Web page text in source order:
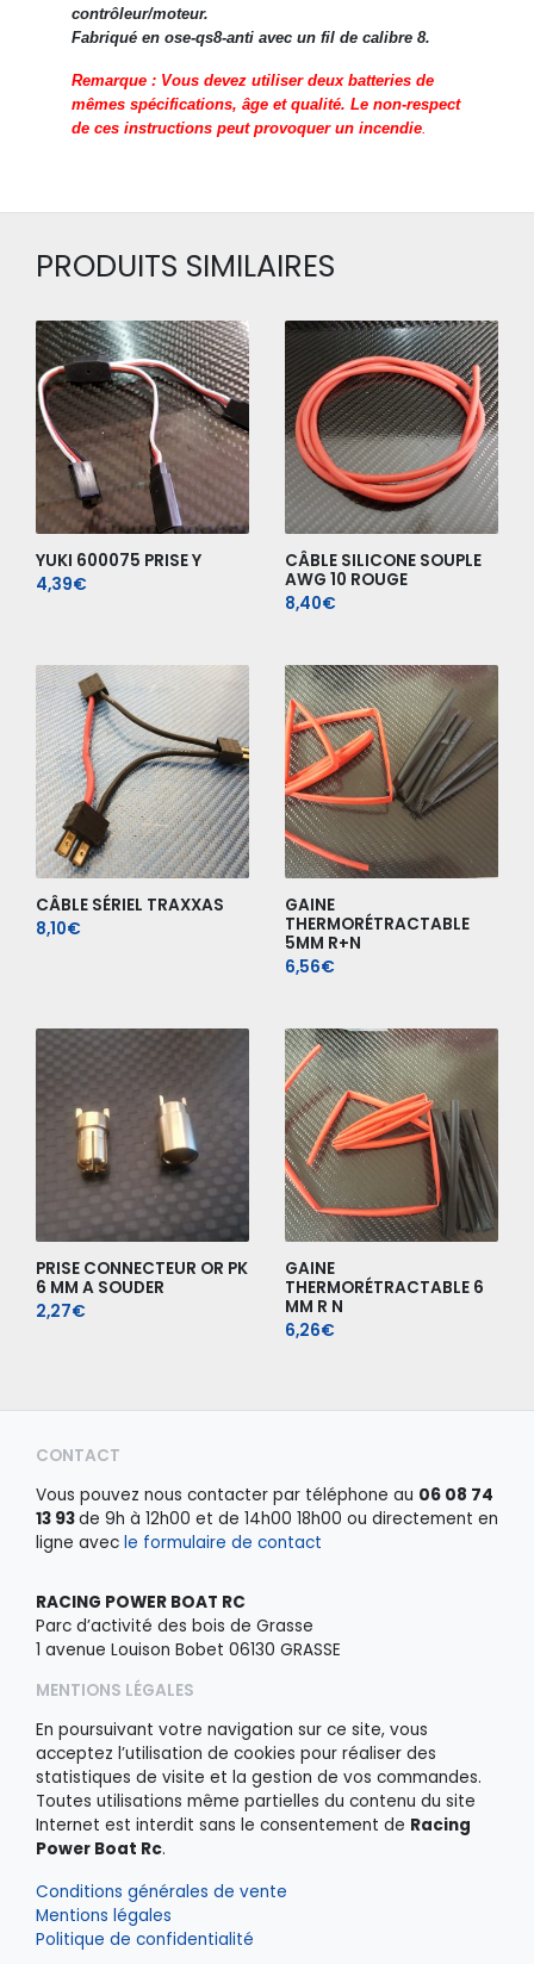
contrôleur/moteur.
Fabriqué en ose-qs8-anti avec un fil de calibre 8.
Remarque : Vous devez utiliser deux batteries de
mêmes spécifications, âge et qualité. Le non-respect
de ces instructions peut provoquer un incendie
PRODUITS SIMILAIRES
YUKI 600075 PRISE Y
4,39€
CÂBLE SILICONE SOUPLE
AWG 10 ROUGE
8,40€
CÂBLE SÉRIEL TRAXXAS
8,10€
GAINE
THERMORÉTRACTABLE
5MM R+N
6,56€
PRISE CONNECTEUR OR PK
6 MM A SOUDER
2,27€
GAINE
THERMORÉTRACTABLE 6
MM R N
6,26€
CONTACT
Vous pouvez nous contacter par téléphone au 06 08 74
13 93de 9h à 12h00 et de 14h00 18h00 ou directement en
ligne avec le formulaire de contact
RACING POWER BOAT RC
Parc d’activité des bois de Grasse
1 avenue Louison Bobet 06130 GRASSE
MENTIONS LÉGALES
En poursuivant votre navigation sur ce site, vous
acceptez l’utilisation de cookies pour réaliser des
statistiques de visite et la gestion de vos commandes.
Toutes utilisations même partielles du contenu du site
Internet est interdit sans le consentement de Racing
Power Boat Rc.
Conditions générales de vente
Mentions légales
Politique de confidentialité